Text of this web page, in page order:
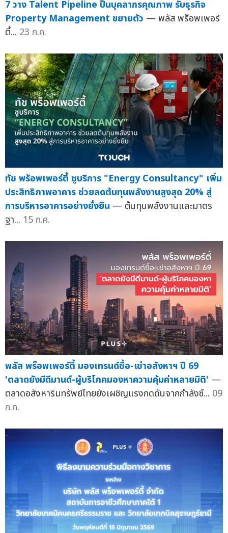
7 วาง Talent Pipeline ปั้นบุคลากรคุณภาพ รับธุรกิจ
Property Management ขยายตัว — พลัส พร็อพเพอร์
ตี้... 23 ก.ค.
ทัช พร็อพเพอร์ตี้ ชูบริการ "Energy Consultancy" เพิ่ม
ประสิทธิภาพอาคาร ช่วยลดต้นทุนพลังงานสูงสุด 20% สู่
การบริหารอาคารอย่างยั่งยืน — ต้นทุนพลังงานและมาตร
ฐา... 15 ก.ค.
พลัส พร็อพเพอร์ตี้ มองเทรนด์ซื้อ-เช่าอสังหาฯ ปี 69
'ตลาดยังมีดีมานด์-ผู้บริโภคมองหาความคุ้มค่าหลายมิติ' —
ตลาดอสังหาริมทรัพย์ไทยยังเผชิญแรงกดดันจากกำลังซื... 09
ก.ค.